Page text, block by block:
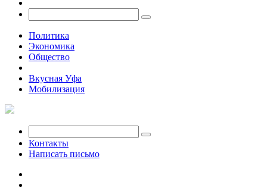
Политика
Экономика
Общество
Вкусная Уфа
Мобилизация
Контакты
Написать письмо